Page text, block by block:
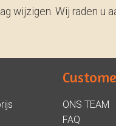
wijzigen. Wij raden u
ONS TEAM
FAQ